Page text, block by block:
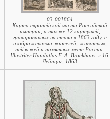
03-001864
Карта европейской части Российской
империи, а также 12 картушей,
гравированных на стали в 1863 году, с
изображениями жителей, животных,
пейзажей и памятных мест России.
Illustriter Handatlas F. A. Brockhaus. л.16.
Лейпциг, 1863